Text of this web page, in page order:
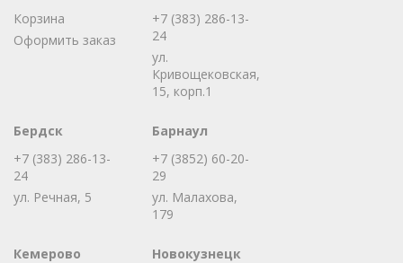
Корзина
Оформить заказ
+7 (383) 286-13-
24
ул.
Кривощековская,
15, корп.1
Бердск
+7 (383) 286-13-
24
ул. Речная, 5
Барнаул
+7 (3852) 60-20-
29
ул. Малахова,
179
Кемерово
Новокузнецк